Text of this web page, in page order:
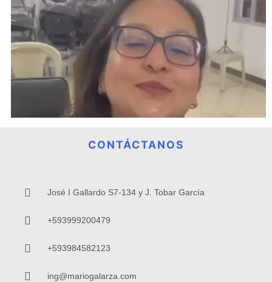
CONTÁCTANOS
José I Gallardo S7-134 y J. Tobar García
+593999200479
+593984582123
ing@mariogalarza.com